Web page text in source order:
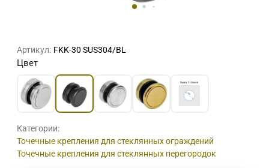
Артикул: FKK-30 SUS304/BL
Цвет
Категории:
Точечные крепления для стеклянных ограждений
Точечные крепления для стеклянных перегородок